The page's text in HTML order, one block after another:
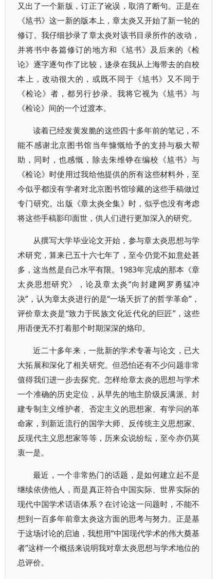
又出了一个新版，订正了讹误，取消了断句。正是在
《訄书》这一新的版本上，章太炎又开始了新一轮的
修订。我仔细抄录了章太炎对该书目录所作的改动，
并将书中各篇修订的地方和《訄书》及后来的《检
论》逐字逐句作了比较，迻录在我从上海带去的自校
本上，改动很大的，或既不同于《訄书》又不同于
《检论》者，都另行抄录。我将它视为《訄书》与
《检论》间的一个过渡本。
读着已经发黄发脆的这些四十多年前的笔记，不
能不感谢北京图书馆当年慷慨给予的支持与极大帮
助，同时，也感慨，除去朱维铮在编校《訄书》与
《检论》时使用过我给他提供的所有这些材料外，至
今似乎都没有学者对北京图书馆珍藏的这些手稿做过
专门研究。出版《章太炎全集》时，似乎也没有考虑
将这些手稿影印面世，供人们进行更加深入的研究。
从撰写大学毕业论文开始，参与章太炎思想与学
术研究，算来已五十六七年了，至今仍觉不如意处甚
多，这当然是自己水平有限。1983年完成的那本《章
太炎思想研究》，论及章太炎“向封建网罗勇猛冲
决”，认为章太炎进行的是“一场夭折了的哲学革命”，
评价章太炎是“致力于民族文化近代化的巨匠”，这些
用语便无不打着那个时期深深的烙印。
近二十多年来，一批新的学术专著与论文，已大
大拓展和深化了相关研究。但恐怕还有不少问题非常
值得我们进一步去探究。怎样给章太炎的思想与学术
一个准确的历史定位，从早先的地主阶级反满派、封
建专制主义维护者、否定主义的思想家、有学问的革
命家，到新近流行的国学大师、反传统主义思想家、
反现代主义思想家等等，历来众说纷纭，至今亦仍莫
衷一是。
最近，一个非常热门的话题，是如何建立起不是
继续依傍他人，而是真正符合中国实际、世界实际的
现代中国学术话语体系？在讨论这一问题时，不能不
想到一百多年前章太炎这方面的思考与努力。正是基
于这场讨论的启迪，我想用“中国现代学术的伟大奠基
者”这样一个概括来说明我对章太炎思想与学术地位的
总评价。